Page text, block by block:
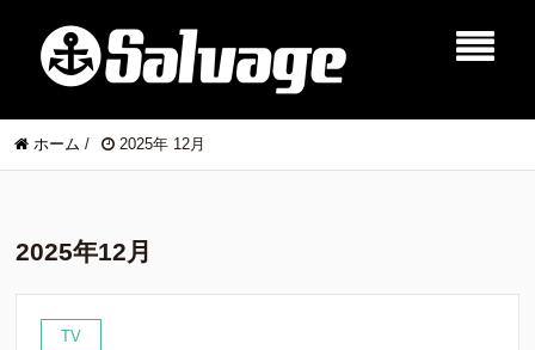
ホーム / 2025年 12月
2025年12月
TV